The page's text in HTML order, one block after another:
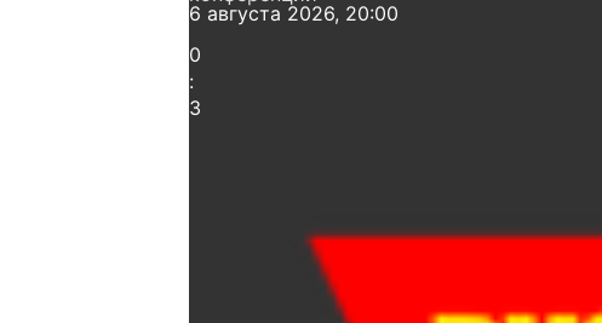
6 августа 2026, 20:00
0
:
3